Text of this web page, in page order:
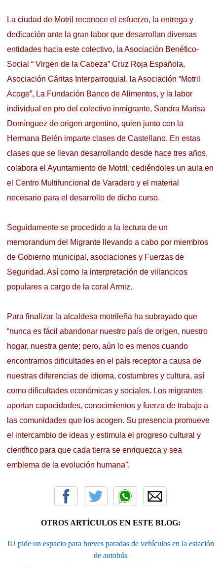
La ciudad de Motril reconoce el esfuerzo, la entrega y
dedicación ante la gran labor que desarrollan diversas
entidades hacia este colectivo, la Asociación Benéfico-
Social “ Virgen de la Cabeza” Cruz Roja Española,
Asociación Cáritas Interparroquial, la Asociación “Motril
Acoge”, La Fundación Banco de Alimentos, y la labor
individual en pro del colectivo inmigrante, Sandra Marisa
Domínguez de origen argentino, quien junto con la
Hermana Belén imparte clases de Castellano. En estas
clases que se llevan desarrollando desde hace tres años,
colabora el Ayuntamiento de Motril, cediéndoles un aula en
el Centro Multifuncional de Varadero y el material
necesario para el desarrollo de dicho curso.
Seguidamente se procedido a la lectura de un
memorandum del Migrante llevando a cabo por miembros
de Gobierno municipal, asociaciones y Fuerzas de
Seguridad. Así como la interpretación de villancicos
populares a cargo de la coral Armiz.
Para finalizar la alcaldesa motrileña ha subrayado que
“nunca es fácil abandonar nuestro país de origen, nuestro
hogar, nuestra gente; pero, aún lo es menos cuando
encontramos dificultades en el país receptor a causa de
nuestras diferencias de idioma, costumbres y cultura, así
como dificultades económicas y sociales. Los migrantes
aportan capacidades, conocimientos y fuerza de trabajo a
las comunidades que los acogen. Su presencia promueve
el intercambio de ideas y estimula el progreso cultural y
científico para que cada tierra se enriquezca y sea
emblema de la evolución humana”.
OTROS ARTÍCULOS EN ESTE BLOG:
IU pide un espacio para breves paradas de vehículos en la estación
de autobús